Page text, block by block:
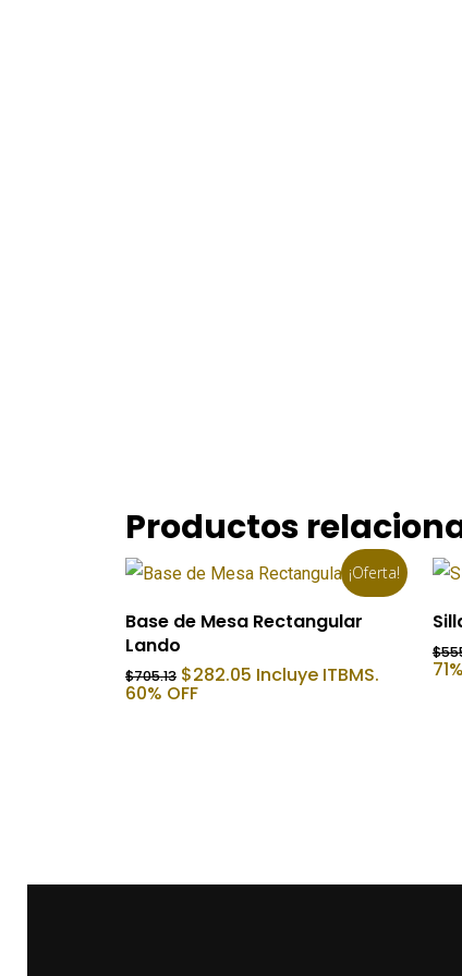
Productos
¡Oferta!
Añadir Al Carrito
Base de Mesa Rectangular
Lando
$705.13 El
precio
$282.05 El
precio
Incluye ITBMS.
60% OFF
$